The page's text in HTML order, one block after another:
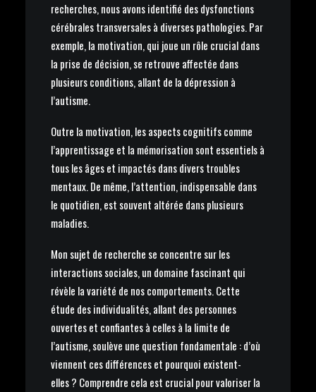
recherches, nous avons identifié des dysfonctions
cérébrales transversales à diverses pathologies. Par
exemple, la motivation, qui joue un rôle crucial dans
la prise de décision, se retrouve affectée dans
plusieurs conditions, allant de la dépression à
l’autisme.
Outre la motivation, les aspects cognitifs comme
l’apprentissage et la mémorisation sont essentiels à
tous les âges et impactés dans divers troubles
mentaux. De même, l’attention, indispensable dans
le quotidien, est souvent altérée dans plusieurs
maladies.
Mon sujet de recherche se concentre sur les
interactions sociales, un domaine fascinant qui
révèle la variété de nos comportements. Cette
étude des individualités, allant des personnes
ouvertes et confiantes à celles à la limite de
l’autisme, soulève une question fondamentale : d’où
viennent ces différences et pourquoi existent-
elles ? Comprendre cela est crucial pour valoriser la